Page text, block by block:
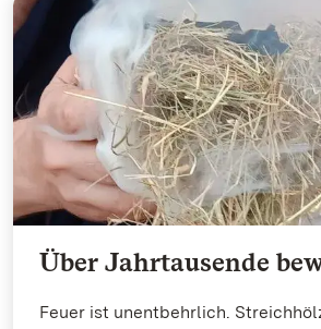
Über Jahrtausende
Feuer ist unentbehrlich.